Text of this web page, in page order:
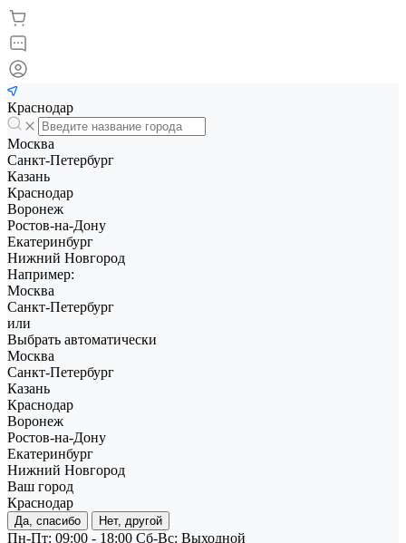
Краснодар
Москва
Санкт-Петербург
Казань
Краснодар
Воронеж
Ростов-на-Дону
Екатеринбург
Нижний Новгород
Например:
Москва
Санкт-Петербург
или
Выбрать автоматически
Москва
Санкт-Петербург
Казань
Краснодар
Воронеж
Ростов-на-Дону
Екатеринбург
Нижний Новгород
Ваш город
Краснодар
Да, спасибо Нет, другой
Пн-Пт: 09:00 - 18:00 Cб-Вс: Выходной